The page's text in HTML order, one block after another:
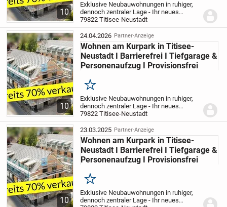
10
Exklusive Neubauwohnungen in ruhiger,
dennoch zentraler Lage - Ihr neues
Zuhause zwischen Kurgarten und
EisweiherIn einer der begehrtesten Lagen
entstehen zwei moderne
Mehrfamilienhäuser in...
79822 Titisee-Neustadt
10
24.04.2026 Partner-Anzeige
Wohnen am Kurpark in Titisee-
Neustadt I Barrierefrei I Tiefgarage &
Personenaufzug I Provisionsfrei
Merken
Exklusive Neubauwohnungen in ruhiger,
dennoch zentraler Lage - Ihr neues
Zuhause zwischen Kurgarten und
EisweiherIn einer der begehrtesten Lagen
entstehen zwei moderne
Mehrfamilienhäuser in...
79822 Titisee-Neustadt
10
23.03.2025 Partner-Anzeige
Wohnen am Kurpark in Titisee-
Neustadt I Barrierefrei I Tiefgarage &
Personenaufzug I Provisionsfrei
Merken
Exklusive Neubauwohnungen in ruhiger,
dennoch zentraler Lage - Ihr neues